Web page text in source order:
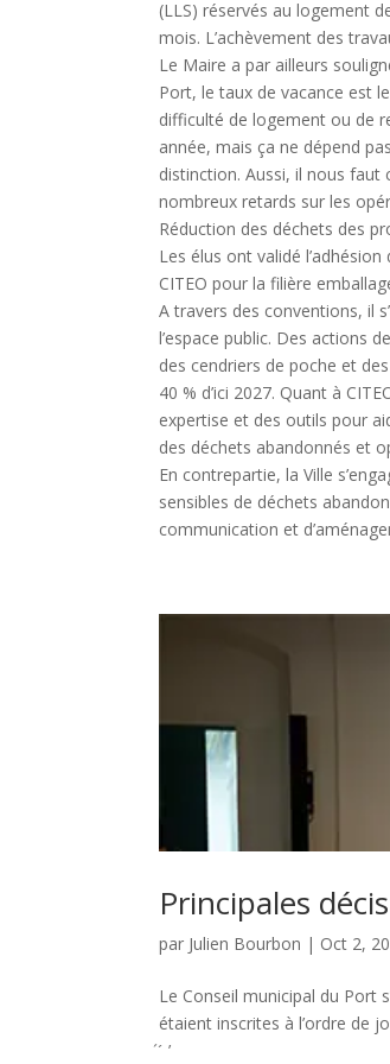
(LLS) réservés au logement
mois. L’achèvement des
Le Maire a par ailleurs
Port, le taux de vacance est
difficulté de logement ou de
année, mais ça ne dépend
distinction. Aussi, il nous
nombreux retards sur les
Réduction des déchets des
Les élus ont validé
CITEO pour la filière
A travers des conventions, il
l’espace public. Des actions
des cendriers de poche et
40 % d’ici 2027. Quant à
expertise et des outils pour
des déchets abandonnés et
En contrepartie, la Ville
sensibles de déchets
communication et
Principales
par Julien Bourbon | Oct 2,
Le Conseil municipal du Port
étaient inscrites à l’ordre de
́ ́ ’